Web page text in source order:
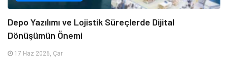
Depo Yazılımı ve Lojistik Süreçlerde Dijital
Dönüşümün Önemi
17 Haz 2026, Çar